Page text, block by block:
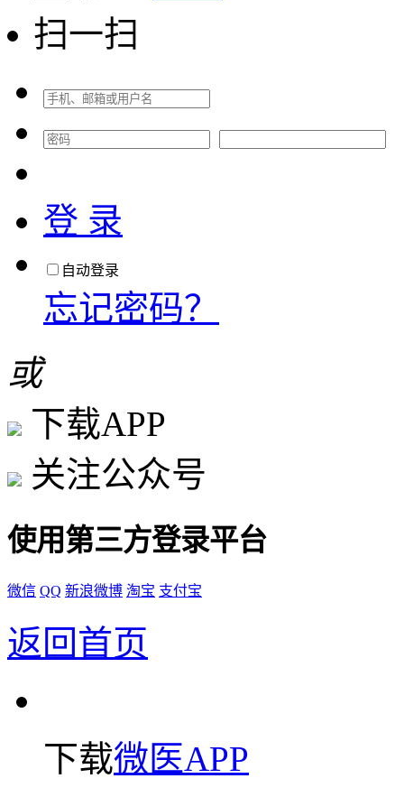
扫一扫
登 录
自动登录
忘记密码？
或
下载APP
关注公众号
使用第三方登录平台
微信 QQ 新浪微博 淘宝 支付宝
返回首页
下载微医APP